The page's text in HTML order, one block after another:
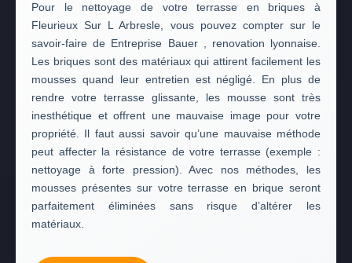
Pour le nettoyage de votre terrasse en briques à
Fleurieux Sur L Arbresle, vous pouvez compter sur le
savoir-faire de Entreprise Bauer , renovation lyonnaise.
Les briques sont des matériaux qui attirent facilement les
mousses quand leur entretien est négligé. En plus de
rendre votre terrasse glissante, les mousse sont très
inesthétique et offrent une mauvaise image pour votre
propriété. Il faut aussi savoir qu’une mauvaise méthode
peut affecter la résistance de votre terrasse (exemple :
nettoyage à forte pression). Avec nos méthodes, les
mousses présentes sur votre terrasse en brique seront
parfaitement éliminées sans risque d’altérer les
matériaux.